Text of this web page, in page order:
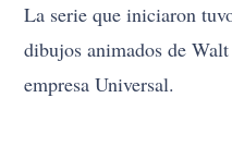
La serie que iniciaron
dibujos animados de
empresa Universal.